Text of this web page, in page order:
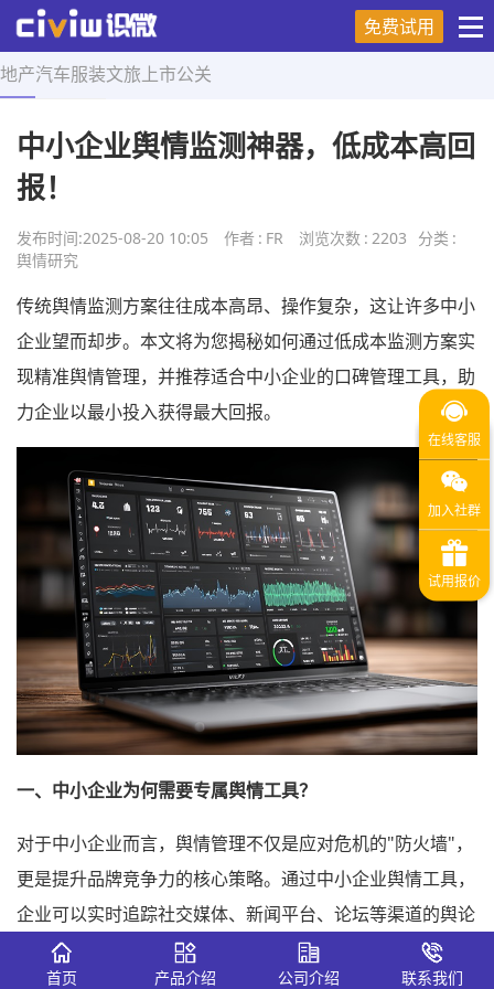
免费试用
地产汽车服装文旅 上市公关
首页 > 舆情研究 > 正文
中小企业舆情监测神器，低成本高回
报！
发布时间:2025-08-20 10:05 作者 : FR 浏览次数 : 2203 分类 :
舆情研究
传统舆情监测方案往往成本高昂、操作复杂，这让许多中小
企业望而却步。本文将为您揭秘如何通过低成本监测方案实
现精准舆情管理，并推荐适合中小企业的口碑管理工具，助
力企业以最小投入获得最大回报。
一、中小企业为何需要专属舆情工具？
对于中小企业而言，舆情管理不仅是应对危机的"防火墙"，
更是提升品牌竞争力的核心策略。通过中小企业舆情工具，
企业可以实时追踪社交媒体、新闻平台、论坛等渠道的舆论
动态，快速捕捉用户反馈、行业趋势甚至潜在危机。
首页 产品介绍 公司介绍 联系我们